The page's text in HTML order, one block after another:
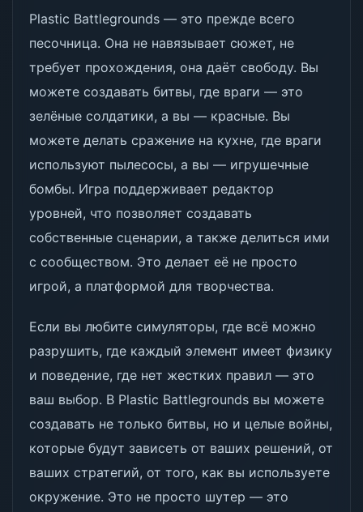
Plastic Battlegrounds — это прежде всего
песочница. Она не навязывает сюжет, не
требует прохождения, она даёт свободу. Вы
можете создавать битвы, где враги — это
зелёные солдатики, а вы — красные. Вы
можете делать сражение на кухне, где враги
используют пылесосы, а вы — игрушечные
бомбы. Игра поддерживает редактор
уровней, что позволяет создавать
собственные сценарии, а также делиться ими
с сообществом. Это делает её не просто
игрой, а платформой для творчества.
Если вы любите симуляторы, где всё можно
разрушить, где каждый элемент имеет физику
и поведение, где нет жестких правил — это
ваш выбор. В Plastic Battlegrounds вы можете
создавать не только битвы, но и целые войны,
которые будут зависеть от ваших решений, от
ваших стратегий, от того, как вы используете
окружение. Это не просто шутер — это